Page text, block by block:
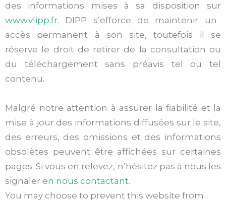
des informations mises à sa disposition sur
www.vlipp.fr. DIPP s’efforce de maintenir un
accès permanent à son site, toutefois il se
réserve le droit de retirer de la consultation ou
du téléchargement sans préavis tel ou tel
contenu.
Malgré notre attention à assurer la fiabilité et la
mise à jour des informations diffusées sur le site,
des erreurs, des omissions et des informations
obsolètes peuvent être affichées sur certaines
pages. Si vous en relevez, n’hésitez pas à nous les
signaler en nous contactant.
You may choose to prevent this website from